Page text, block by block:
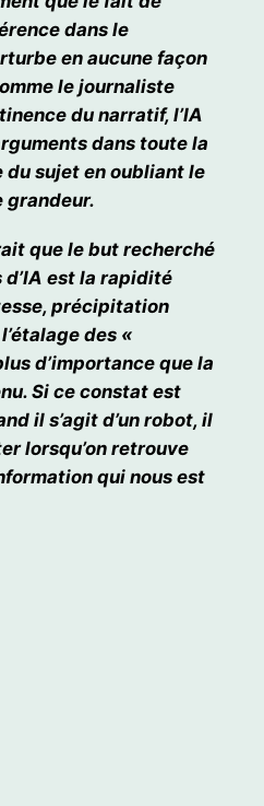
dans le
en aucune façon
le journaliste
du narratif, l’IA
dans toute la
sujet en oubliant le
grandeur.
que le but recherché
est la rapidité
précipitation
des «
d’importance que la
Si ce constat est
il s’agit d’un robot, il
lorsqu’on retrouve
qui nous est